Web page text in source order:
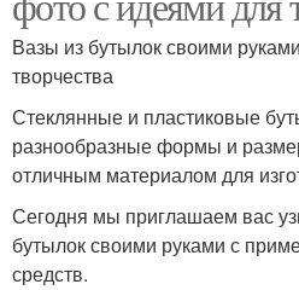
Вазы из бутылок своими
творчества
Стеклянные и пластиковые
разнообразные формы и
отличным материалом для
Сегодня мы приглашаем вас
бутылок своими руками с
средств.